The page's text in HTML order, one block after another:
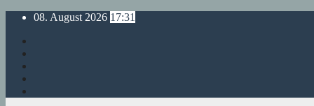
Skip
content
08. August 2026 17:31